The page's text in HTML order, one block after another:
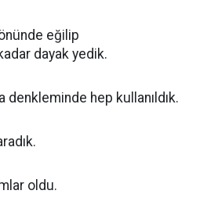
eğilip
dayak yedik.
denkleminde hep kullanıldık.
oldu.